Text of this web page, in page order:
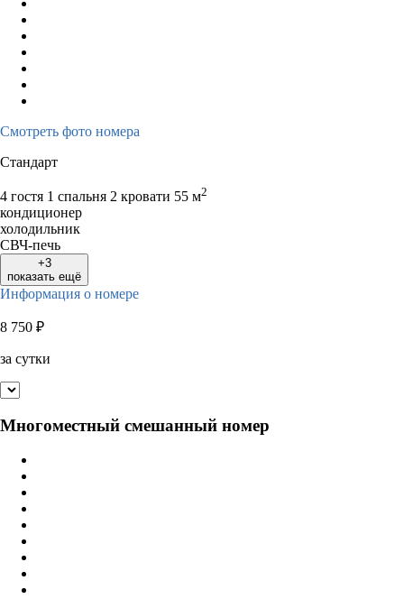
Смотреть фото номера
Стандарт
4 гостя 1 спальня 2 кровати 55 м2
кондиционер
холодильник
СВЧ-печь
+3
показать ещё
Информация о номере
8 750 ₽
за сутки
Многоместный смешанный номер